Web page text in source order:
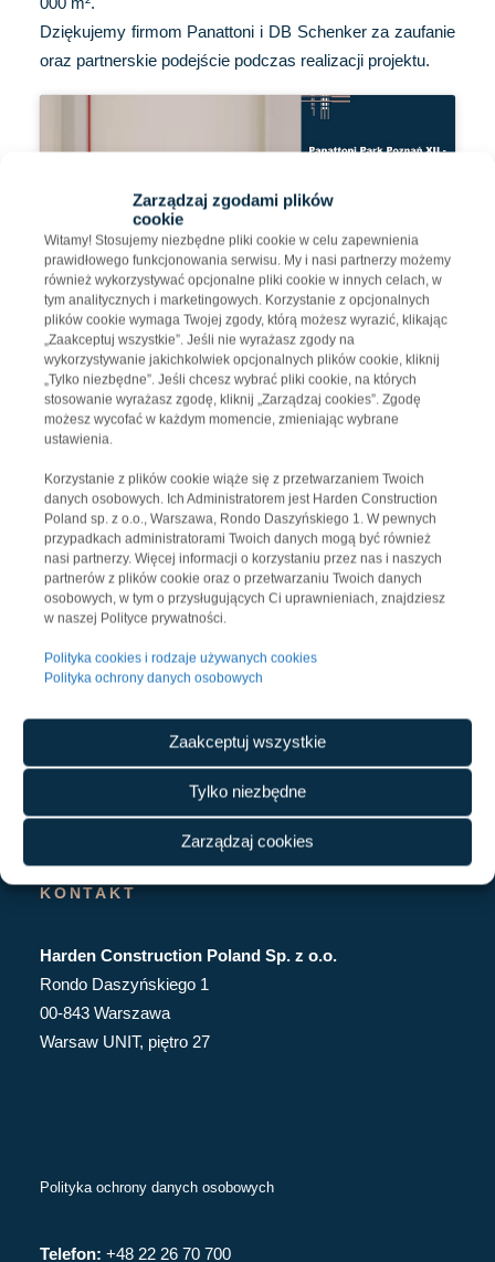
Zarządzaj zgodami plików
cookie
Witamy! Stosujemy niezbędne pliki cookie w celu zapewnienia
prawidłowego funkcjonowania serwisu. My i nasi partnerzy możemy
również wykorzystywać opcjonalne pliki cookie w innych celach, w
tym analitycznych i marketingowych. Korzystanie z opcjonalnych
plików cookie wymaga Twojej zgody, którą możesz wyrazić, klikając
„Zaakceptuj wszystkie”. Jeśli nie wyrażasz zgody na
wykorzystywanie jakichkolwiek opcjonalnych plików cookie, kliknij
„Tylko niezbędne”. Jeśli chcesz wybrać pliki cookie, na których
stosowanie wyrażasz zgodę, kliknij „Zarządzaj cookies”. Zgodę
możesz wycofać w każdym momencie, zmieniając wybrane
ustawienia.
Korzystanie z plików cookie wiąże się z przetwarzaniem Twoich
danych osobowych. Ich Administratorem jest Harden Construction
Poland sp. z o.o., Warszawa, Rondo Daszyńskiego 1. W pewnych
przypadkach administratorami Twoich danych mogą być również
nasi partnerzy. Więcej informacji o korzystaniu przez nas i naszych
partnerów z plików cookie oraz o przetwarzaniu Twoich danych
osobowych, w tym o przysługujących Ci uprawnieniach, znajdziesz
w naszej Polityce prywatności.
Polityka cookies i rodzaje używanych cookies
Polityka ochrony danych osobowych
Zaakceptuj wszystkie
Tylko niezbędne
Zarządzaj cookies
Dziękujemy firmom Panattoni i DB Schenker za zaufanie
oraz partnerskie podejście podczas realizacji projektu.
automatyczna akceptacja plików cookies
należących do kategorii marketing).
#WeAreHarden#budowa #construction
Kontakt dla mediów
Filip Lamański
tel. +48 502 433 664
e-mail:filip.lamanski@flexpr.pl
KONTAKT
Harden Construction Poland Sp. z o.o.
Rondo Daszyńskiego 1
00-843 Warszawa
Warsaw UNIT, piętro 27
Polityka ochrony danych osobowych
Telefon: +48 22 26 70 700